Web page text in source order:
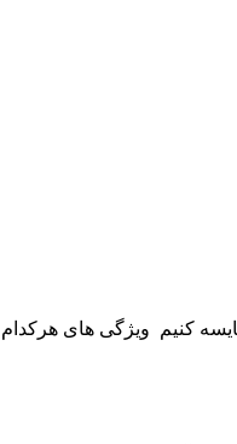
کنیم ویژگی های